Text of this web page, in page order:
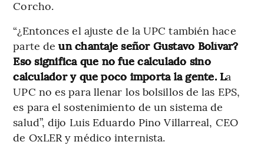
Corcho.
“¿Entonces el ajuste de la UPC también hace
parte de un chantaje señor Gustavo Bolívar?
Eso significa que no fue calculado sino
calculador y que poco importa la gente. La
UPC no es para llenar los bolsillos de las EPS,
es para el sostenimiento de un sistema de
salud”, dijo Luis Eduardo Pino Villarreal, CEO
de OxLER y médico internista.